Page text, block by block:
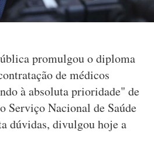
promulgou o diploma
de médicos
à absoluta prioridade" de
Serviço Nacional de Saúde
dúvidas, divulgou hoje a